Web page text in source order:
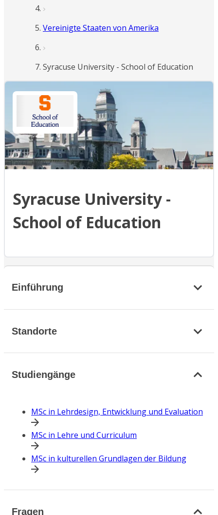
Vereinigte Staaten von Amerika
Syracuse University - School of Education
Syracuse University -
School of Education
Einführung
Standorte
Studiengänge
MSc in Lehrdesign, Entwicklung und Evaluation
MSc in Lehre und Curriculum
MSc in kulturellen Grundlagen der Bildung
Fragen